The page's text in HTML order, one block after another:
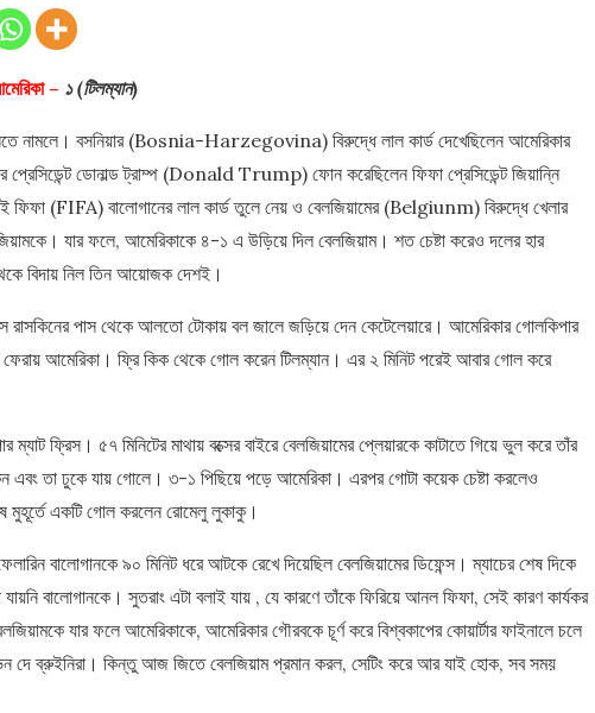
– ১ (টিলম্যান)
নামলে। বসনিয়ার (Bosnia-Harzegovina) বিরুদ্ধে লাল কার্ড দেখেছিলেন আমেরিকার
ডোনাল্ড ট্রাম্প (Donald Trump) ফোন করেছিলেন ফিফা প্রেসিডেন্ট জিয়ান্নি
(FIFA) বালোগানের লাল কার্ড তুলে নেয় ও বেলজিয়ামের (Belgiunm) বিরুদ্ধে খেলার
যার ফলে, আমেরিকাকে ৪-১ এ উড়িয়ে দিল বেলজিয়াম। শত চেষ্টা করেও দলের হার
বিদায় নিল তিন আয়োজক দেশই।
রাসকিনের পাস থেকে আলতো টোকায় বল জালে জড়িয়ে দেন কেটেলেয়ারে। আমেরিকার গোলকিপার
ফেরায় আমেরিকা। ফ্রি কিক থেকে গোল করেন টিলম্যান। এর ২ মিনিট পরেই আবার গোল করে
ফ্রিস। ৫৭ মিনিটের মাথায় বক্সের বাইরে বেলজিয়ামের প্লেয়ারকে কাটাতে গিয়ে ভুল করে তাঁর
এবং তা ঢুকে যায় গোলে। ৩-১ পিছিয়ে পড়ে আমেরিকা। এরপর গোটা কয়েক চেষ্টা করলেও
মুহূর্তে একটি গোল করলেন রোমেলু লুকাকু।
বালোগানকে ৯০ মিনিট ধরে আটকে রেখে দিয়েছিল বেলজিয়ামের ডিফেন্স। ম্যাচের শেষ দিকে
বালোগানকে। সুতরাং এটা বলাই যায় , যে কারণে তাঁকে ফিরিয়ে আনল ফিফা, সেই কারণ কার্যকর
যার ফলে আমেরিকাকে, আমেরিকার গৌরবকে চূর্ণ করে বিশ্বকাপের কোয়ার্টার ফাইনালে চলে
দে ব্রুইনিরা। কিন্তু আজ জিতে বেলজিয়াম প্রমান করল, সেটিং করে আর যাই হোক, সব সময়